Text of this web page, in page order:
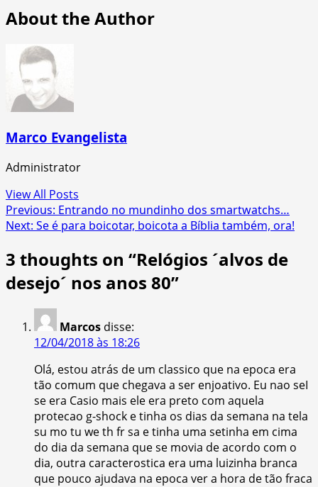
About the Author
Marco Evangelista
Administrator
View All Posts
Post
navigation
Previous: Entrando no mundinho dos smartwatchs…
Next: Se é para boicotar, boicota a Bíblia também, ora!
3 thoughts on “Relógios ´alvos de
desejo´ nos anos 80”
Marcos disse:
12/04/2018 às 18:26
Olá, estou atrás de um classico que na epoca era
tão comum que chegava a ser enjoativo. Eu nao seI
se era Casio mais ele era preto com aquela
protecao g-shock e tinha os dias da semana na tela
su mo tu we th fr sa e tinha uma setinha em cima
do dia da semana que se movia de acordo com o
dia, outra caracterostica era uma luizinha branca
que pouco ajudava na epoca ver a hora de tão fraca